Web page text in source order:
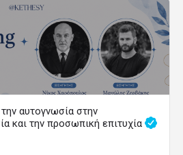
αυτογνωσία στην
και την προσωπική επιτυχία